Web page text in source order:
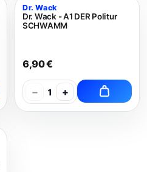
Dr. Wack
Dr. Wack - A1 DER Politur
SCHWAMM
6,90 €
− 1 +